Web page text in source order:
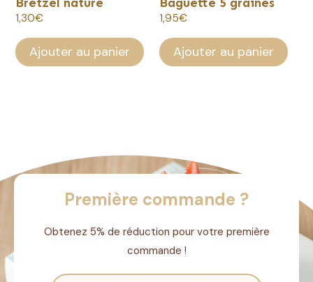
1,30€
Ajouter au panier
1,95€
Ajouter au panier
Première commande ?
Obtenez 5% de réduction pour votre première
commande !